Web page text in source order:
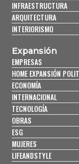
INFRAESTRUCTURA
ARQUITECTURA
INTERIORISMO
Expansión
EMPRESAS
HOME EXPANSIÓN
ECONOMÍA
INTERNACIONAL
TECNOLOGÍA
OBRAS
ESG
MUJERES
LIFEANDSTYLE